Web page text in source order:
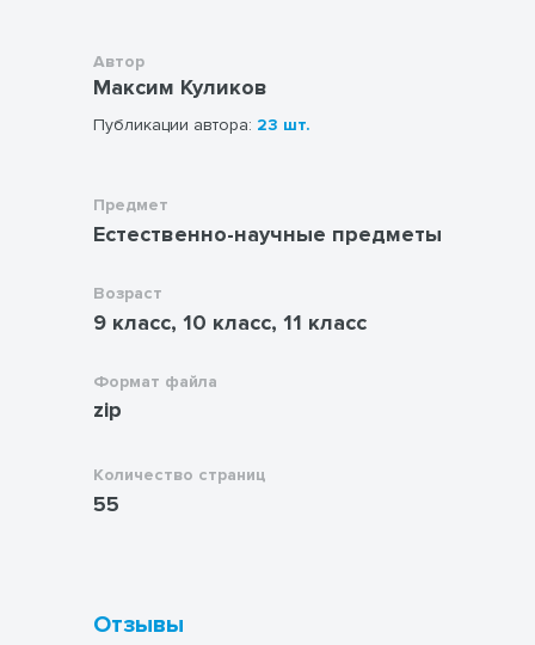
Свойства кислородсодержащих
солей хлора
Автор
Максим Куликов
Публикации автора: 23 шт.
Предмет
Естественно-научные предметы
Возраст
9 класс, 10 класс, 11 класс
Формат файла
zip
Количество страниц
55
Отзывы